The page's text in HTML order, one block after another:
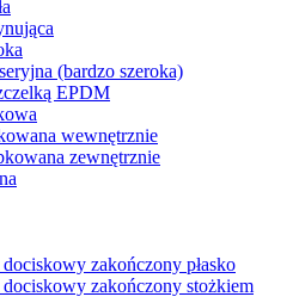
(bardzo szeroka)
EPDM
wewnętrznie
zewnętrznie
zakończony płasko
zakończony stożkiem